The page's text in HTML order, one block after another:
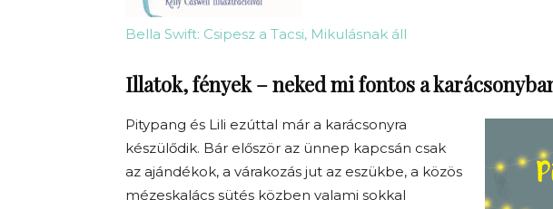
Bella Swift: Csipesz a Tacsi, Mikulásnak áll
Illatok, fények – neked mi fontos a
Pitypang és Lili ezúttal már a karácsonyra
készülődik. Bár először az ünnep kapcsán csak
az ajándékok, a várakozás jut az eszükbe, a közös
mézeskalács sütés közben valami sokkal